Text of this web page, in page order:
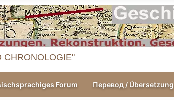
CHRONOLOGIE"
Forum Перевод / Übersetzung